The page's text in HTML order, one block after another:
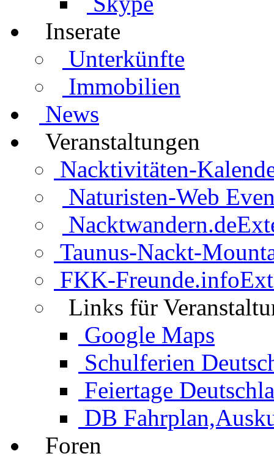
Inserate
Unterkünfte
Immobilien
News
Veranstaltungen
Nacktivitäten-
Naturisten-Web
Nacktwandern.de
Taunus-Nackt-
FKK-Freunde.info
Links für
Google Maps
Schulferien
Feiertage
DB
Foren